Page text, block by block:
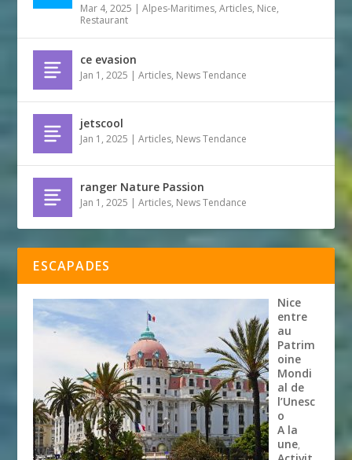
Mar 4, 2025 |Alpes-Maritimes,Articles, Nice,
Restaurant
ce evasion
Jan 1, 2025 |Articles, News Tendance
jetscool
Jan 1, 2025 |Articles, News Tendance
ranger Nature Passion
Jan 1, 2025 |Articles, News Tendance
ESCAPADES
Nice
entre
au
Patrim
oine
Mondi
al de
l’Unesc
o
A la
une,